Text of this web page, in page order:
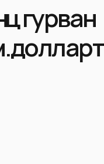
гурван